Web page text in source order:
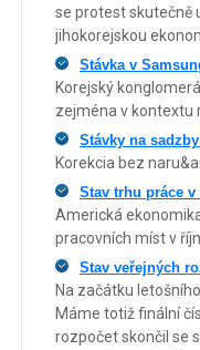
se protest skutečně
jihokorejskou
Stávka v
Korejský
zejména v kontextu
Stávky na
Korekcia bez
Stav trhu práce
Americká
pracovních míst v
Stav veřejných
Na začátku
Máme totiž finální
rozpočet skončil se